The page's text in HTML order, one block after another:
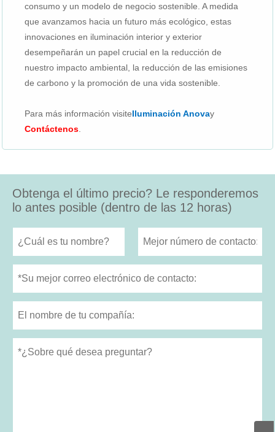
consumo y un modelo de negocio sostenible. A medida
que avanzamos hacia un futuro más ecológico, estas
innovaciones en iluminación interior y exterior
desempeñarán un papel crucial en la reducción de
nuestro impacto ambiental, la reducción de las emisiones
de carbono y la promoción de una vida sostenible.
Para más información visiteIluminación Anovay
Contáctenos
Obtenga el último precio? Le responderemos
lo antes posible (dentro de las 12 horas)